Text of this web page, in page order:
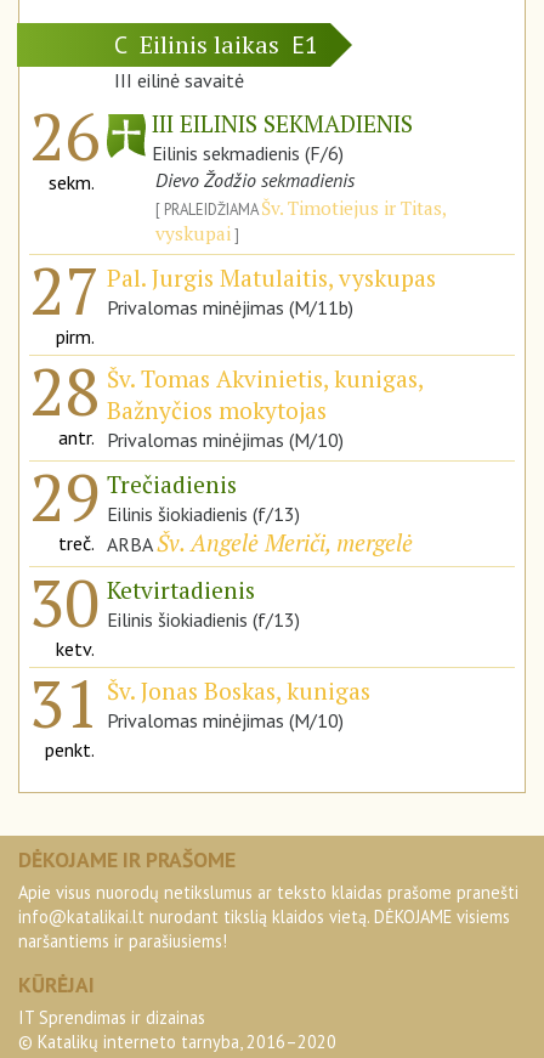
C Eilinis laikas E1
III eilinė savaitė
26
sekm.
III EILINIS SEKMADIENIS
Eilinis sekmadienis (F/6)
Dievo Žodžio sekmadienis
PRALEIDŽIAMAŠv. Timotiejus ir Titas,
vyskupai
27
pirm.
Pal. Jurgis Matulaitis, vyskupas
Privalomas minėjimas (M/11b)
28
antr.
Šv. Tomas Akvinietis, kunigas,
Bažnyčios mokytojas
Privalomas minėjimas (M/10)
29
treč.
Trečiadienis
Eilinis šiokiadienis (f/13)
ARBAŠv. Angelė Meriči, mergelė
30
ketv.
Ketvirtadienis
Eilinis šiokiadienis (f/13)
31
penkt.
Šv. Jonas Boskas, kunigas
Privalomas minėjimas (M/10)
DĖKOJAME IR PRAŠOME
Apie visus nuorodų netikslumus ar teksto klaidas prašome pranešti
info@katalikai.lt nurodant tikslią klaidos vietą. DĖKOJAME visiems
naršantiems ir parašiusiems!
KŪRĖJAI
IT Sprendimas ir dizainas
© Katalikų interneto tarnyba, 2016–2020